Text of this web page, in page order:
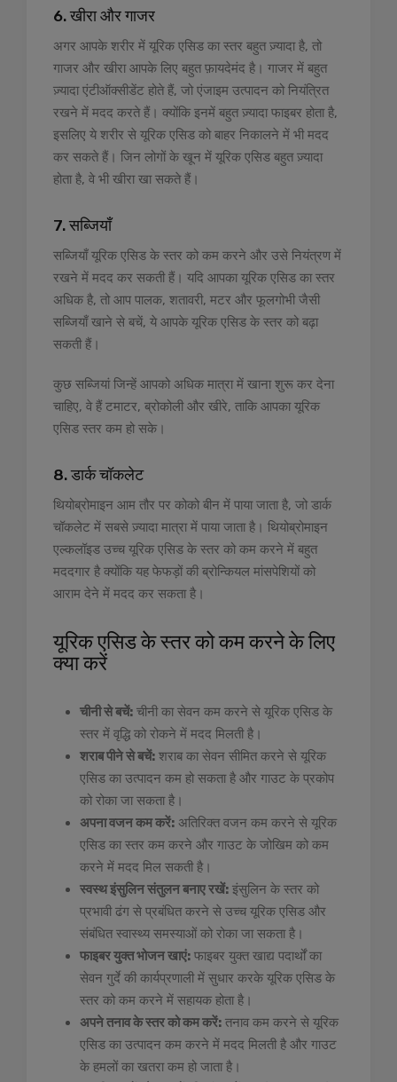
6. खीरा और गाजर
अगर आपके शरीर में यूरिक एसिड का स्तर बहुत ज़्यादा है, तो
गाजर और खीरा आपके लिए बहुत फ़ायदेमंद है। गाजर में बहुत
ज़्यादा एंटीऑक्सीडेंट होते हैं, जो एंजाइम उत्पादन को नियंत्रित
रखने में मदद करते हैं। क्योंकि इनमें बहुत ज़्यादा फाइबर होता है,
इसलिए ये शरीर से यूरिक एसिड को बाहर निकालने में भी मदद
कर सकते हैं। जिन लोगों के खून में यूरिक एसिड बहुत ज़्यादा
होता है, वे भी खीरा खा सकते हैं।
7. सब्जियाँ
सब्जियाँ यूरिक एसिड के स्तर को कम करने और उसे नियंत्रण में
रखने में मदद कर सकती हैं। यदि आपका यूरिक एसिड का स्तर
अधिक है, तो आप पालक, शतावरी, मटर और फूलगोभी जैसी
सब्जियाँ खाने से बचें, ये आपके यूरिक एसिड के स्तर को बढ़ा
सकती हैं।
कुछ सब्जियां जिन्हें आपको अधिक मात्रा में खाना शुरू कर देना
चाहिए, वे हैं टमाटर, ब्रोकोली और खीरे, ताकि आपका यूरिक
एसिड स्तर कम हो सके।
8. डार्क चॉकलेट
थियोब्रोमाइन आम तौर पर कोको बीन में पाया जाता है, जो डार्क
चॉकलेट में सबसे ज़्यादा मात्रा में पाया जाता है। थियोब्रोमाइन
एल्कलॉइड उच्च यूरिक एसिड के स्तर को कम करने में बहुत
मददगार है क्योंकि यह फेफड़ों की ब्रोन्कियल मांसपेशियों को
आराम देने में मदद कर सकता है।
यूरिक एसिड के स्तर को कम करने के लिए
क्या करें
चीनी से बचें: चीनी का सेवन कम करने से यूरिक एसिड के
स्तर में वृद्धि को रोकने में मदद मिलती है।
शराब पीने से बचें: शराब का सेवन सीमित करने से यूरिक
एसिड का उत्पादन कम हो सकता है और गाउट के प्रकोप
को रोका जा सकता है।
अपना वजन कम करें: अतिरिक्त वजन कम करने से यूरिक
एसिड का स्तर कम करने और गाउट के जोखिम को कम
करने में मदद मिल सकती है।
स्वस्थ इंसुलिन संतुलन बनाए रखें: इंसुलिन के स्तर को
प्रभावी ढंग से प्रबंधित करने से उच्च यूरिक एसिड और
संबंधित स्वास्थ्य समस्याओं को रोका जा सकता है।
फाइबर युक्त भोजन खाएं: फाइबर युक्त खाद्य पदार्थों का
सेवन गुर्दे की कार्यप्रणाली में सुधार करके यूरिक एसिड के
स्तर को कम करने में सहायक होता है।
अपने तनाव के स्तर को कम करें: तनाव कम करने से यूरिक
एसिड का उत्पादन कम करने में मदद मिलती है और गाउट
के हमलों का खतरा कम हो जाता है।